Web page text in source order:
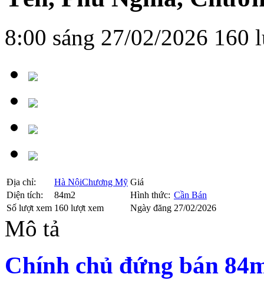
8:00 sáng 27/02/2026 160
Địa chỉ: Hà NộiChương Mỹ Giá
Diện tích:
84m2 Hình thức: Cần Bán
Số lượt xem 160 lượt xem Ngày đăng 27/02/2026
Mô tả
Chính chủ đứng bán